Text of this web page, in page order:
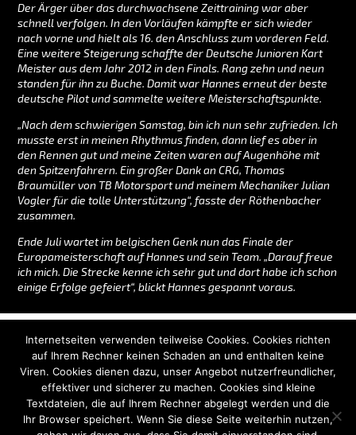
Der Ärger über das durchwachsene Zeittraining war aber
schnell verfolgen. In den Vorläufen kämpfte er sich wieder
nach vorne und hielt als 16. den Anschluss zum vorderen Feld.
Eine weitere Steigerung schaffte der Deutsche Junioren Kart
Meister aus dem Jahr 2012 in den Finals. Rang zehn und neun
standen für ihn zu Buche. Damit war Hannes erneut der beste
deutsche Pilot und sammelte weitere Meisterschaftspunkte.
„Nach dem schwierigen Samstag, bin ich nun sehr zufrieden. Ich
musste erst in meinen Rhythmus finden, dann lief es aber in
den Rennen gut und meine Zeiten waren auf Augenhöhe mit
den Spitzenfahrern. Ein großer Dank an CRG, Thomas
Braumüller von TB Motorsport und meinem Mechaniker Julian
Vogler für die tolle Unterstützung“, fasste der Röthenbacher
zusammen.
Ende Juli wartet im belgischen Genk nun das Finale der
Europameisterschaft auf Hannes und sein Team. „Darauf freue
ich mich. Die Strecke kenne ich sehr gut und dort habe ich schon
einige Erfolge gefeiert“, blickt Hannes gespannt voraus.
Internetseiten verwenden teilweise Cookies. Cookies richten
auf Ihrem Rechner keinen Schaden an und enthalten keine
Viren. Cookies dienen dazu, unser Angebot nutzerfreundlicher,
effektiver und sicherer zu machen. Cookies sind kleine
Textdateien, die auf Ihrem Rechner abgelegt werden und die
Ihr Browser speichert. Wenn Sie diese Seite weiterhin nutzen,